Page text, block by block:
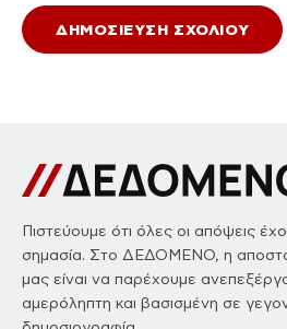
Πιστεύουμε ότι όλες οι απόψεις
σημασία. Στο ΔΕΔΟΜΕΝΟ, η
μας είναι να παρέχουμε
αμερόληπτη και βασισμένη σε